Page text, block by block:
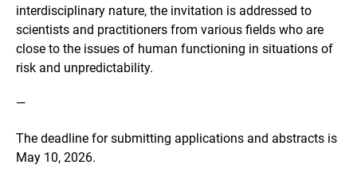
interdisciplinary nature, the invitation is addressed to
scientists and practitioners from various fields who are
close to the issues of human functioning in situations of
risk and unpredictability.
—
The deadline for submitting applications and abstracts is
May 10, 2026.